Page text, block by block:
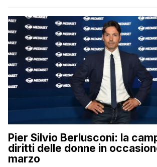
Pier Silvio Berlusconi: la
diritti delle donne in
marzo